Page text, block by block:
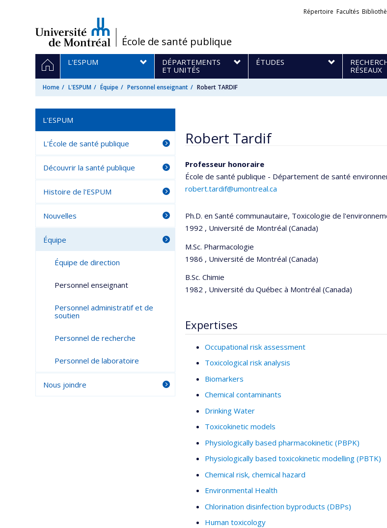
/École de santé publique
Liens
Répertoire Facultés
Navigation
principale
HOMEL'ESPUM
DÉPARTEMENTS
ET UNITÉS
ÉTUDES
RÉSEAUX
Home L'ESPUM Équipe Personnel enseignant Robert TARDIF
Robert Tardif
Professeur honoraire
École de santé publique - Département de santé
robert.tardif@umontreal.ca
Ph.D. en Santé communautaire, Toxicologie de
1992 , Université de Montréal (Canada)
M.Sc. Pharmacologie
1986 , Université de Montréal (Canada)
B.Sc. Chimie
1982 , Université du Québec à Montréal (Canada)
Expertises
Occupational risk assessment
Toxicological risk analysis
Biomarkers
Chemical contaminants
Drinking Water
Toxicokinetic models
Physiologically based pharmacokinetic (PBPK)
Physiologically based toxicokinetic modelling (PBTK)
Chemical risk, chemical hazard
Environmental Health
Chlorination disinfection byproducts (DBPs)
Human toxicology
L'ESPUM
L'École de santé publique
Découvrir la santé publique
Histoire de l'ESPUM
Nouvelles
Équipe
Équipe de direction
Personnel enseignant
Personnel administratif et de
soutien
Personnel de recherche
Personnel de laboratoire
Nous joindre